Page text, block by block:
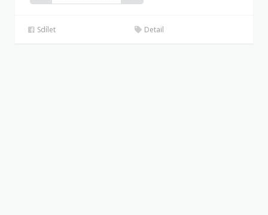
Sdílet Detail